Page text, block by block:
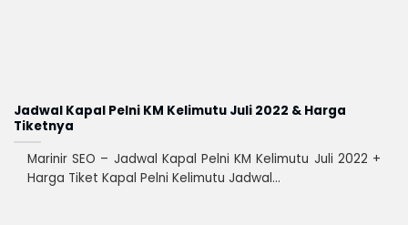
Jadwal Kapal Pelni KM Kelimutu Juli 2022 & Harga
Tiketnya
Marinir SEO – Jadwal Kapal Pelni KM Kelimutu Juli 2022 +
Harga Tiket Kapal Pelni Kelimutu Jadwal...